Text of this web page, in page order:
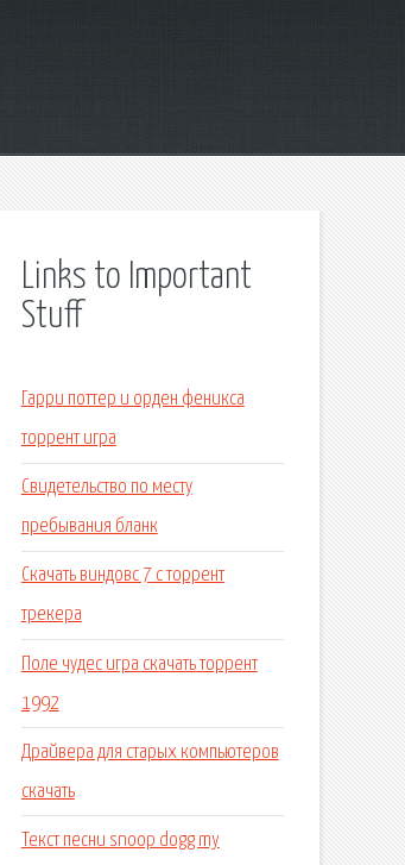
Links to Important
Stuff
Гарри поттер и орден феникса
торрент игра
Свидетельство по месту
пребывания бланк
Скачать виндовс 7 с торрент
трекера
Поле чудес игра скачать торрент
1992
Драйвера для старых компьютеров
скачать
Текст песни snoop dogg my